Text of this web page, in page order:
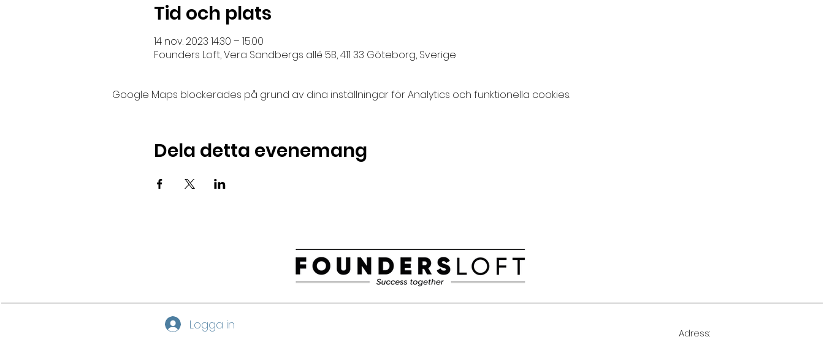
Tid och plats
14 nov. 2023 14:30 – 15:00
Founders Loft, Vera Sandbergs allé 5B, 411 33 Göteborg, Sverige
Google Maps blockerades på grund av dina inställningar för Analytics och funktionella cookies.
Dela detta evenemang
Logga in
Adress: